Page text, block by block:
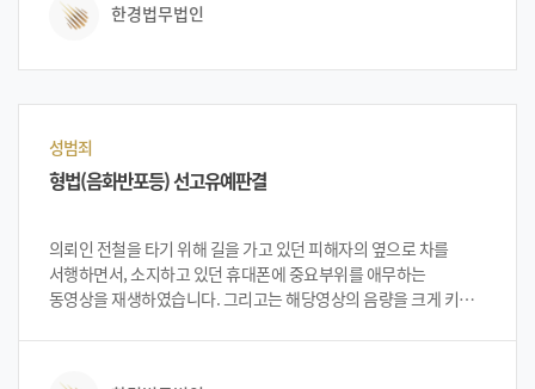
및 동의서를 직접 작성하며, 그 정을 모르는 주민센터 담당직원에게
법정대리인, 한정후견인 및 성년후견인 동의서’인 것처럼 제출하여
찾게 되었습니다.
한경법무법인
성범죄
형법(음화반포등) 선고유예판결
의뢰인 전철을 타기 위해 길을 가고 있던 피해자의 옆으로 차를
서행하면서, 소지하고 있던 휴대폰에 중요부위를 애무하는
동영상을 재생하였습니다. 그리고는 해당영상의 음량을 크게 키워
위 휴대폰을 손으로 쥔 채 팔을 조수석 창문쪽으로 길게 뻗어